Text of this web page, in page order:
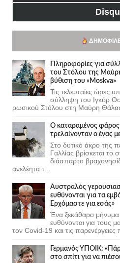
Πληροφορίες για
του Στόλου της
βύθιση του «Moskva»
Τις τελευταίες ώρες
σύλληψη του Ιγκόρ
ρωσικού Στόλου στη Μαύρη
Ο καταραμένος
τρελαίνονταν ο ένας
Στο δυτικό άκρο της
Γαλλίας βρίσκεται το
διάσπαρτο
ανελέητα τ...
Αυστραλός
ευθύνονται για τα
Ερχόμαστε για εσάς»
Ένα ξεκάθαρο μήνυμα
ευθύνονται για τους
τον Covid-19 και τις
Γερμανός ΥΠΟΙΚ:
στο σπίτι για να